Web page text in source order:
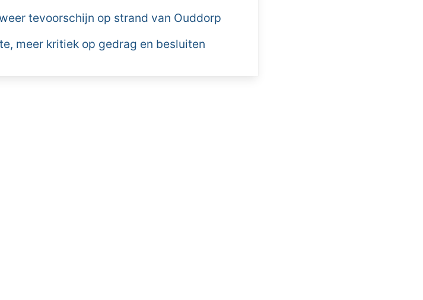
tevoorschijn op strand van Ouddorp
meer kritiek op gedrag en besluiten